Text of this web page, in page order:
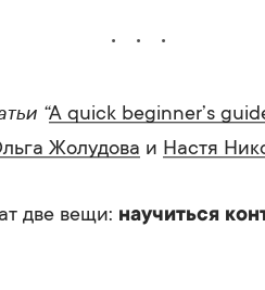
“A quick beginner’s
Жолудова и Настя
две вещи: научиться